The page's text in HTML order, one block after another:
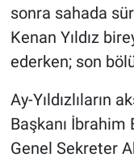
sonra sahada
Kenan Yıldız
ederken; son
Ay-Yıldızlıların
Başkanı İbrahim
Genel Sekreter